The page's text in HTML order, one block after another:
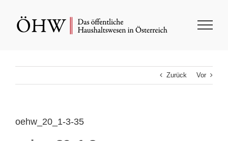
springen
Zurück Vor
oehw_20_1-3-35